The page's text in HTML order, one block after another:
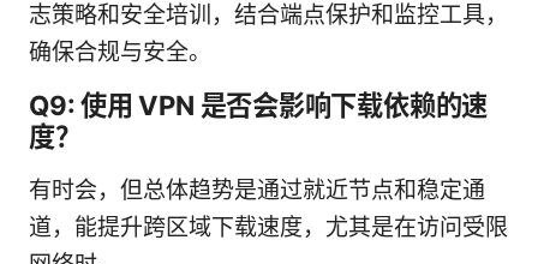
志策略和安全培训，结合端点保护和监控工具，
确保合规与安全。
Q9: 使用 VPN 是否会影响下载依赖的速
度？
有时会，但总体趋势是通过就近节点和稳定通
道，能提升跨区域下载速度，尤其是在访问受限